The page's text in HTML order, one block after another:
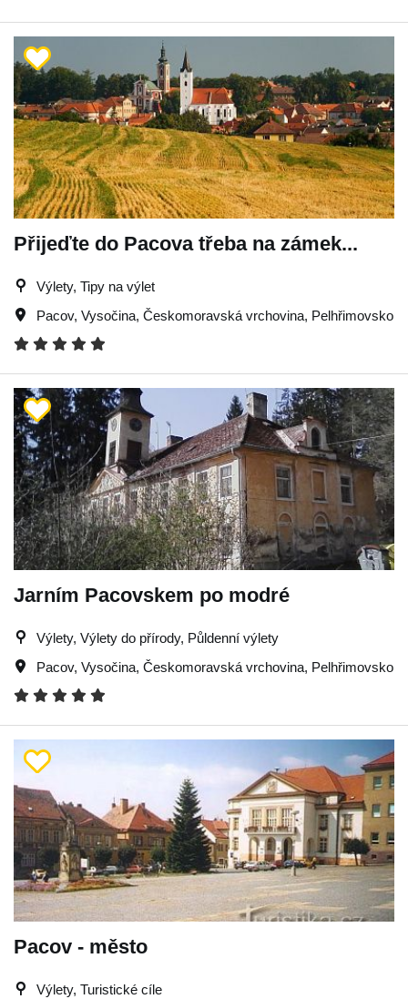
Přijeďte do Pacova třeba na zámek...
Výlety, Tipy na výlet
Pacov, Vysočina, Českomoravská vrchovina, Pelhřimovsko
Jarním Pacovskem po modré
Výlety, Výlety do přírody, Půldenní výlety
Pacov, Vysočina, Českomoravská vrchovina, Pelhřimovsko
Pacov - město
Výlety, Turistické cíle